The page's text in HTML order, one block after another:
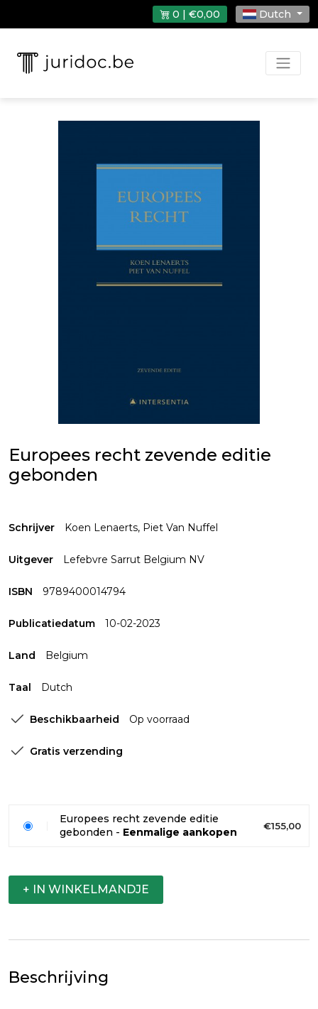
0 | €0,00 Dutch
Europees recht zevende editie
gebonden
Schrijver Koen Lenaerts, Piet Van Nuffel
Uitgever Lefebvre Sarrut Belgium NV
ISBN 9789400014794
Publicatiedatum 10-02-2023
Land Belgium
Taal Dutch
Beschikbaarheid Op voorraad
Gratis verzending
Europees recht zevende editie
gebonden - Eenmalige aankopen €155,00
+ IN WINKELMANDJE
Beschrijving